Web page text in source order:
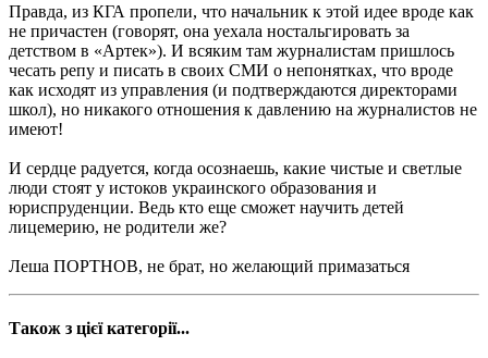
Правда, из КГА пропели, что начальник к этой идее вроде как
не причастен (говорят, она уехала ностальгировать за
детством в «Артек»). И всяким там журналистам пришлось
чесать репу и писать в своих СМИ о непонятках, что вроде
как исходят из управления (и подтверждаются директорами
школ), но никакого отношения к давлению на журналистов не
имеют!
И сердце радуется, когда осознаешь, какие чистые и светлые
люди стоят у истоков украинского образования и
юриспруденции. Ведь кто еще сможет научить детей
лицемерию, не родители же?
Леша ПОРТНОВ, не брат, но желающий примазаться
Також з цієї категорії...